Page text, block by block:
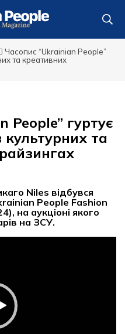
Часопис “Ukrainian People”
та креативних
People” гуртує
культурних та
Niles відбувся
People Fashion
на аукціоні якого
на ЗСУ.